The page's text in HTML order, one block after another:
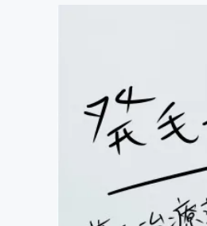
映像・映
ビジネ
まちづく